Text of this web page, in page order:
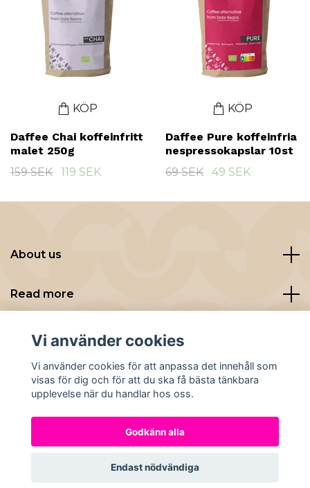
KÖP
Daffee Chai koffeinfritt
malet 250g
159 SEK
119 SEK
KÖP
Daffee Pure koffeinfria
nespressokapslar 10st
69 SEK
49 SEK
About us
Read more
Sociala medier
© 2026 Nybryggt
Vi använder cookies
Vi använder cookies för att anpassa det innehåll som
visas för dig och för att du ska få bästa tänkbara
upplevelse när du handlar hos oss.
Godkänn alla
Endast nödvändiga